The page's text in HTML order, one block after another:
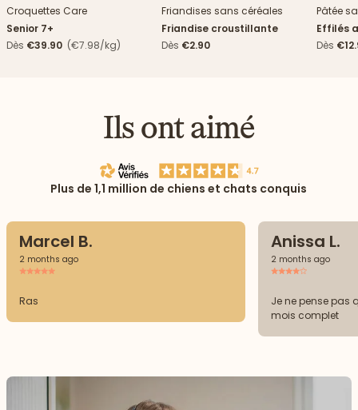
Croquettes Care
Senior 7+
Dès €39.90 (€7.98/kg)
Friandises sans céréales
Friandise croustillante
Dès €2.90
Pâtée
Effilés
Dès
Ils ont aimé
Plus de 1,1 million de chiens et chats conquis
Marcel B.
2 months ago
Ras
Anissa L.
2 months ago
Je ne pense pas
mois complet